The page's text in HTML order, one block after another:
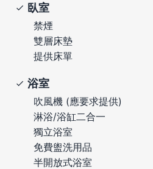
臥室
禁煙
雙層床墊
提供床單
浴室
吹風機 (應要求提供)
淋浴/浴缸二合一
獨立浴室
免費盥洗用品
半開放式浴室